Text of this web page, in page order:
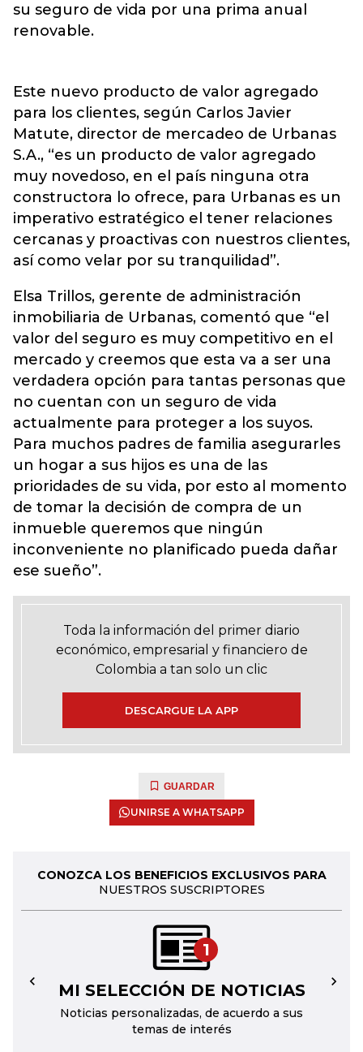
su seguro de vida por una prima anual
renovable.
Este nuevo producto de valor agregado
para los clientes, según Carlos Javier
Matute, director de mercadeo de Urbanas
S.A., “es un producto de valor agregado
muy novedoso, en el país ninguna otra
constructora lo ofrece, para Urbanas es un
imperativo estratégico el tener relaciones
cercanas y proactivas con nuestros clientes,
así como velar por su tranquilidad”.
Elsa Trillos, gerente de administración
inmobiliaria de Urbanas, comentó que “el
valor del seguro es muy competitivo en el
mercado y creemos que esta va a ser una
verdadera opción para tantas personas que
no cuentan con un seguro de vida
actualmente para proteger a los suyos.
Para muchos padres de familia asegurarles
un hogar a sus hijos es una de las
prioridades de su vida, por esto al momento
de tomar la decisión de compra de un
inmueble queremos que ningún
inconveniente no planificado pueda dañar
ese sueño”.
Toda la información del primer diario
económico, empresarial y financiero de
Colombia a tan solo un clic
DESCARGUE LA APP
GUARDAR
UNIRSE A WHATSAPP
CONOZCA LOS BENEFICIOS EXCLUSIVOS PARA
NUESTROS SUSCRIPTORES
1
MI SELECCIÓN DE NOTICIAS
Noticias personalizadas, de acuerdo a sus
temas de interés
← →